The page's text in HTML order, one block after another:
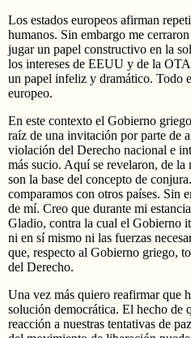
Los estados europeos afirman
humanos. Sin embargo me
jugar un papel constructivo en la
los intereses de EEUU y de la
un papel infeliz y dramático. Todo
europeo.
En este contexto el Gobierno
raíz de una invitación por parte de
violación del Derecho nacional e
más sucio. Aquí se revelaron, de
son la base del concepto de
comparamos con otros países. Sin
de mí. Creo que durante mi
Gladio, contra la cual el Gobierno
ni en sí mismo ni las fuerzas
que, respecto al Gobierno griego,
del Derecho.
Una vez más quiero reafirmar que
solución democrática. El hecho de
reacción a nuestras tentativas de